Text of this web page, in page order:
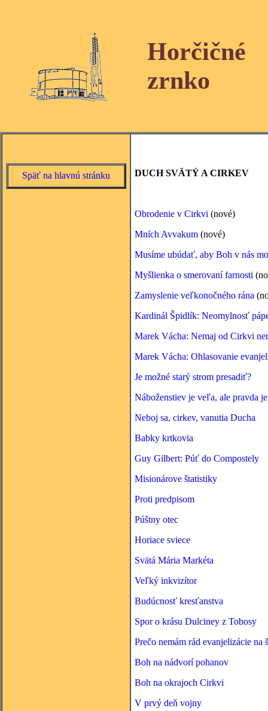
Horčičné
zrnko
Späť na hlavnú stránku DUCH SVÄTÝ A CIRKEV
Obrodenie v Cirkvi (nové)
Mních Avvakum (nové)
Musíme ubúdať, aby Boh v nás
Myšlienka o smerovaní farnosti
Zamyslenie veľkonočného rána
Kardinál Špidlík: Neomylnosť
Marek Vácha: Nemaj od Cirkvi
Marek Vácha: Ohlasovanie
Je možné starý strom presadiť?
Náboženstiev je veľa, ale pravda
Neboj sa, cirkev, vanutia Ducha
Babky krtkovia
Guy Gilbert: Púť do Compostely
Misionárove štatistiky
Proti predpisom
Púštny otec
Horiace sviece
Svätá Mária Markéta
Veľký inkvizítor
Budúcnosť kresťanstva
Spor o krásu Dulciney z Tobosy
Prečo nemám rád evanjelizácie na
Boh na nádvorí pohanov
Boh na okrajoch Cirkvi
V prvý deň vojny